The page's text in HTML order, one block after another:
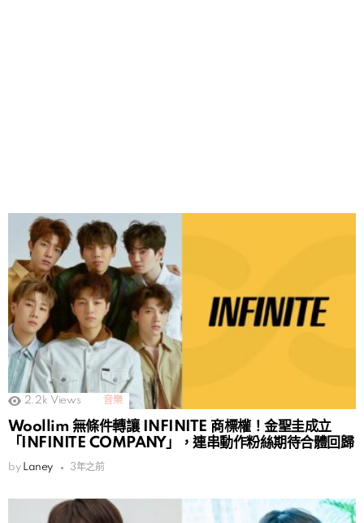
2.2k Views 音樂
Woollim 無條件轉讓 INFINITE 商標權！金聖圭成立
「INFINITE COMPANY」，連串動作粉絲期待合體回歸
by Laney 3年之前